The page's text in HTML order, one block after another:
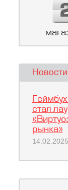
Новости
стал
рынка»
14.02.2025